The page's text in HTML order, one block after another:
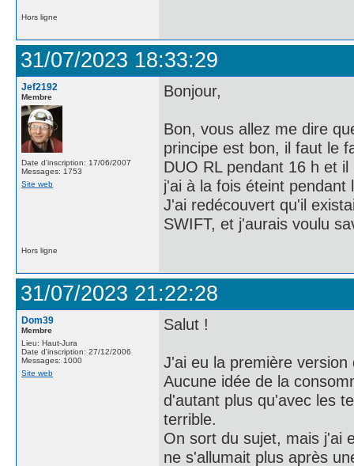
Hors ligne
31/07/2023 18:33:29
Jef2192
Membre
Date d'inscription: 17/06/2007
Messages: 1753
Site web
Bonjour,
Bon, vous allez me dire
principe est bon, il faut le
DUO RL pendant 16 h et
j'ai à la fois éteint pendant
J'ai redécouvert qu'il
SWIFT, et j'aurais voulu
Hors ligne
31/07/2023 21:22:28
Dom39
Membre
Lieu: Haut-Jura
Date d'inscription: 27/12/2006
Messages: 1000
Site web
Salut !
J'ai eu la première
Aucune idée de la
d'autant plus qu'avec les
terrible.
On sort du sujet, mais j'ai
ne s'allumait plus après